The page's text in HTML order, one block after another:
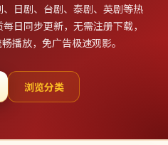
日剧、台剧、泰剧、英剧等热
日同步更新，无需注册下载，
播放，免广告极速观影。
浏览分类